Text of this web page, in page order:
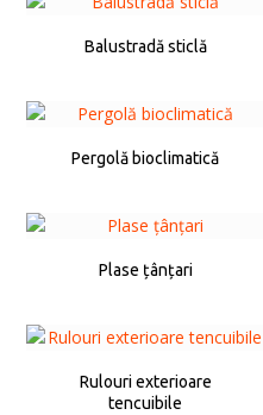
Balustradă sticlă
Pergolă bioclimatică
Plase țânțari
Rulouri exterioare
tencuibile